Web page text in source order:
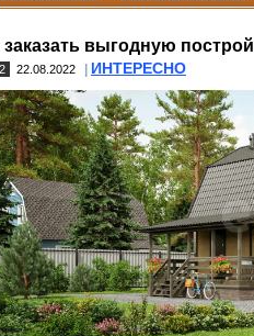
заказать выгодную
22.08.2022 ИНТЕРЕСНО